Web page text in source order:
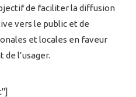
de faciliter la diffusion
vers le public et de
et locales en faveur
l’usager.